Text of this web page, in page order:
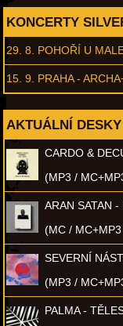
KONCERTY
29. 8. POHOŘÍ U
15. 9. PRAHA -
AKTUÁLNÍ DESKY
CARDO &
(MP3 /
ARAN SATAN
(MC /
SEVERNÍ
(MP3 /
PALMA -